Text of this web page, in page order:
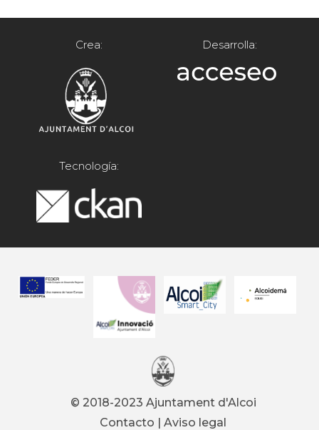
Crea: Desarrolla:
Tecnología:
© 2018-2023 Ajuntament d'Alcoi
Contacto | Aviso legal